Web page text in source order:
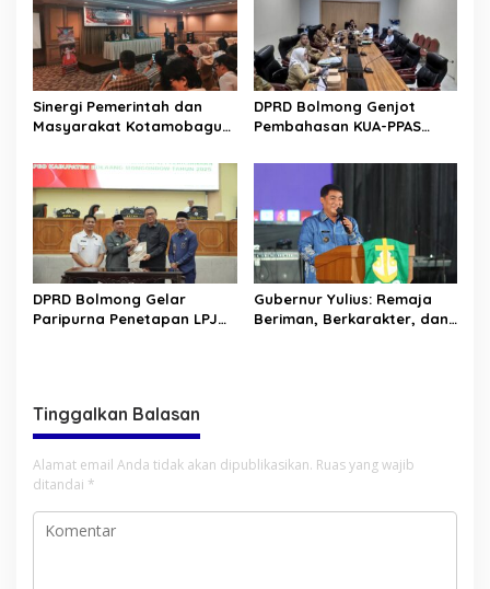
Sinergi Pemerintah dan
Masyarakat Kotamobagu
Golda Pinontoan
DPRD Bolmong Genjot
Pembahasan KUA-PPAS
DPRD Bolmong Gelar
Paripurna Penetapan LPJ
Gubernur Yulius: Remaja
Beriman, Berkarakter, dan
Tinggalkan Balasan
Alamat email Anda tidak akan dipublikasikan. Ruas yang wajib
ditandai *